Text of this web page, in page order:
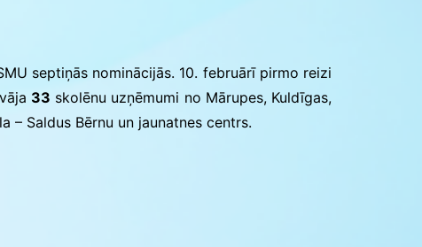
septiņās nominācijās. 10. februārī pirmo reizi
33 skolēnu uzņēmumi no Mārupes, Kuldīgas,
– Saldus Bērnu un jaunatnes centrs.